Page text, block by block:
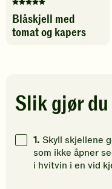
Denne
oppskriften
har
den
første
å
vurdere
denne
oppskriften.
Blåskjell med
tomat og kapers
Slik gjør du
1. Skyll skjellene
som ikke åpner
i hvitvin i en vid